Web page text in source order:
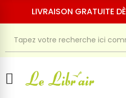
LIVRAISON GRATUITE